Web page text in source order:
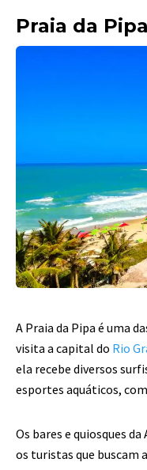
Praia da
A Praia da Pipa é uma
visita a capital do Rio
ela recebe diversos
esportes aquáticos,
Os bares e quiosques
os turistas que buscam